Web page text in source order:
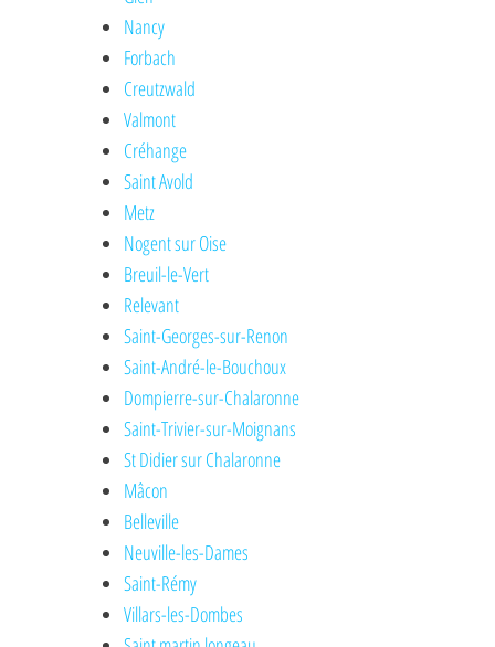
Nancy
Forbach
Creutzwald
Valmont
Créhange
Saint Avold
Metz
Nogent sur Oise
Breuil-le-Vert
Relevant
Saint-Georges-sur-Renon
Saint-André-le-Bouchoux
Dompierre-sur-Chalaronne
Saint-Trivier-sur-Moignans
St Didier sur Chalaronne
Mâcon
Belleville
Neuville-les-Dames
Saint-Rémy
Villars-les-Dombes